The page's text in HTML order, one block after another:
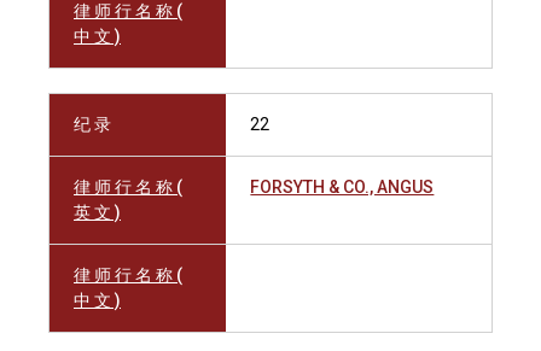
律 师 行 名 称 (
中 文 )
纪 录 22
律 师 行 名 称 (
英 文 )
FORSYTH & CO., ANGUS
律 师 行 名 称 (
中 文 )